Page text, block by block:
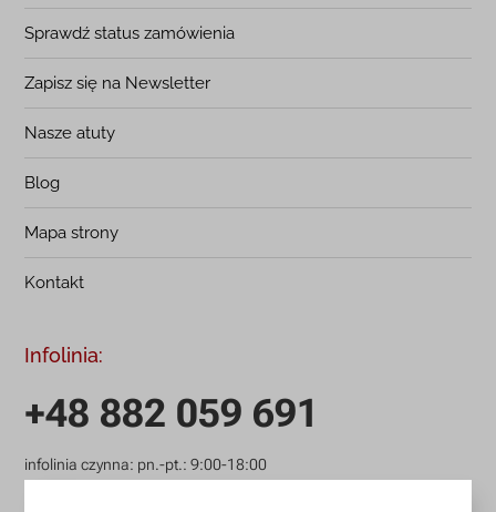
Sprawdź status zamówienia
Zapisz się na Newsletter
Nasze atuty
Blog
Mapa strony
Kontakt
Infolinia:
+48 882 059 691
infolinia czynna: pn.-pt.: 9:00-18:00